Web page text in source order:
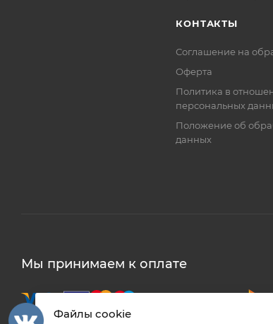
КОНТАКТЫ
Соглашение на
Оферта
Политика в
персональных
Положение об
данных
Мы принимаем к оплате
Файлы cookie